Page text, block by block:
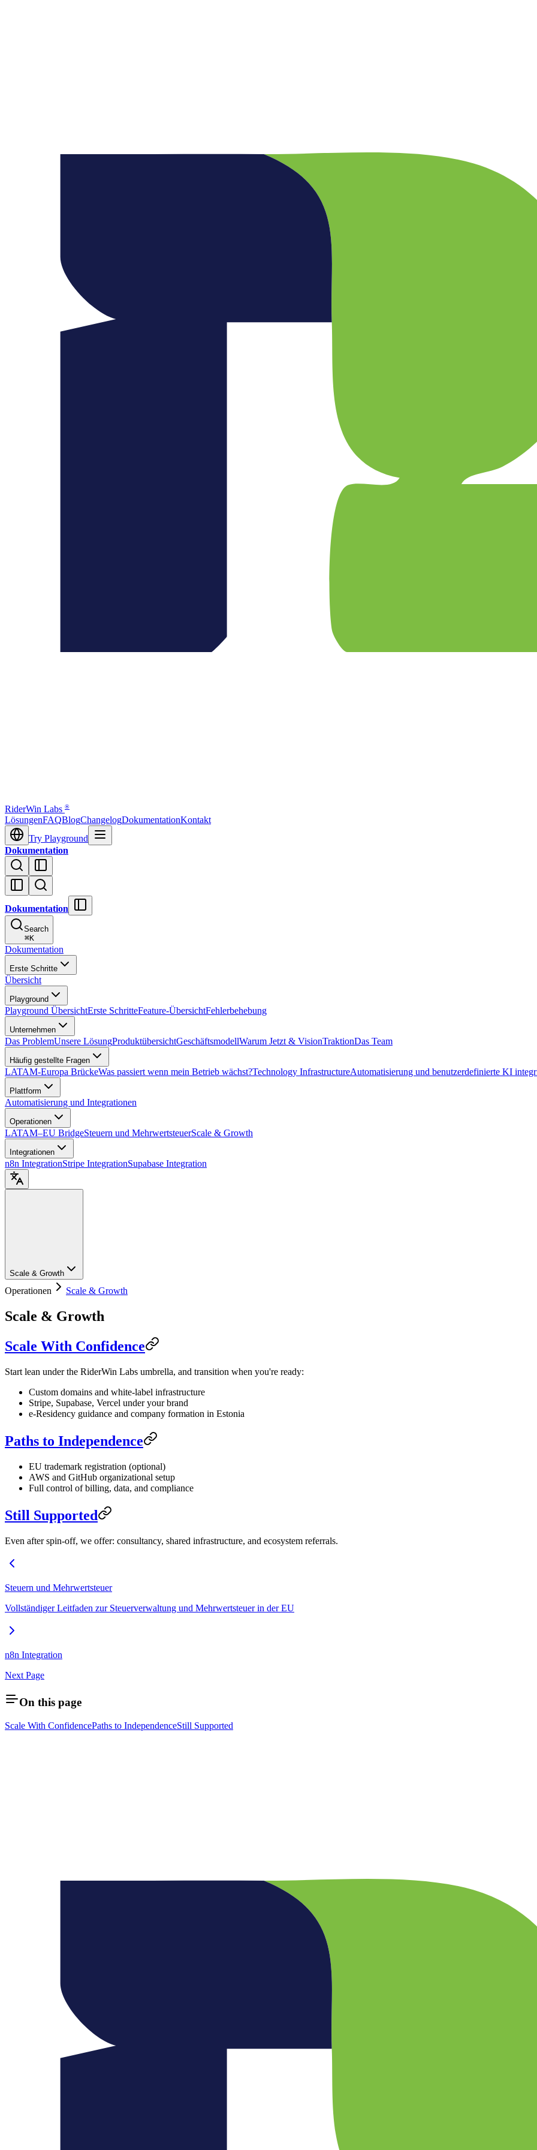
RiderWin Labs ®
LösungenFAQBlogChangelogDokumentationKontakt
Try Playground
Dokumentation
Dokumentation
Search
⌘K
Dokumentation
Erste Schritte
Übersicht
Playground
Playground ÜbersichtErste SchritteFeature-ÜbersichtFehlerbehebung
Unternehmen
Das ProblemUnsere LösungProduktübersichtGeschäftsmodellWarum Jetzt & VisionTraktionDas Team
Häufig gestellte Fragen
LATAM-Europa BrückeWas passiert wenn mein Betrieb wächst?Technology InfrastructureAutomatisierung und benutzerdefinierte KI
Plattform
Automatisierung und Integrationen
Operationen
LATAM–EU BridgeSteuern und MehrwertsteuerScale & Growth
Integrationen
n8n IntegrationStripe IntegrationSupabase Integration
Scale & Growth
Operationen Scale & Growth
Scale & Growth
Scale With Confidence
Start lean under the RiderWin Labs umbrella, and transition when you're ready:
Custom domains and white-label infrastructure
Stripe, Supabase, Vercel under your brand
e-Residency guidance and company formation in Estonia
Paths to Independence
EU trademark registration (optional)
AWS and GitHub organizational setup
Full control of billing, data, and compliance
Still Supported
Even after spin-off, we offer: consultancy, shared infrastructure, and ecosystem referrals.
Steuern und Mehrwertsteuer
Vollständiger Leitfaden zur Steuerverwaltung und Mehrwertsteuer in der EU
n8n Integration
Next Page
On this page
Scale With ConfidencePaths to IndependenceStill Supported